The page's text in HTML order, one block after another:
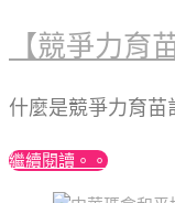
【競爭力育
什麼是競爭力育
繼續閱讀。。